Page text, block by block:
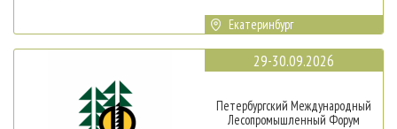
Екатеринбург
29-30.09.2026
Петербургский Международный
Лесопромышленный Форум